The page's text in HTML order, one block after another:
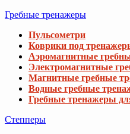
Гребные тренажеры
Пульсометри
Коврики под
Аэромагнитные
Электромагнитные
Магнитные гребные
Водные гребные
Гребные тренажеры
Степперы